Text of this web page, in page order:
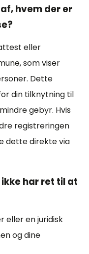
hvem der er
eller
som viser
Dette
din tilknytning til
gebyr. Hvis
registreringen
dette direkte via
har ret til at
eller en juridisk
og dine